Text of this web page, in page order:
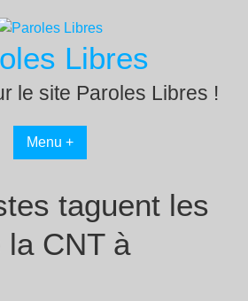
Libres
le site Paroles Libres !
Menu +
taguent les
la CNT à